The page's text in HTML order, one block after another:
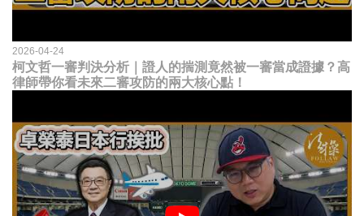
2026-04-24
柯文哲一審判決分析｜證人的揣測竟然被一審當成證據？高
律師帶你看未來二審攻防的兩大核心點！